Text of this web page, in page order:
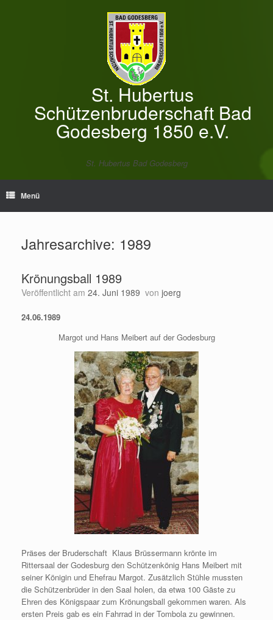
St. Hubertus
Schützenbruderschaft Bad
Godesberg 1850 e.V.
St. Hubertus Bad Godesberg
Menü
Jahresarchive: 1989
Krönungsball 1989
Veröffentlicht am 24. Juni 1989 von joerg
24.06.1989
Margot und Hans Meibert auf der Godesburg
Präses der Bruderschaft Klaus Brüssermann krönte im
Rittersaal der Godesburg den Schützenkönig Hans Meibert mit
seiner Königin und Ehefrau Margot. Zusätzlich Stühle mussten
die Schützenbrüder in den Saal holen, da etwa 100 Gäste zu
Ehren des Königspaar zum Krönungsball gekommen waren. Als
ersten Preis gab es ein Fahrrad in der Tombola zu gewinnen.